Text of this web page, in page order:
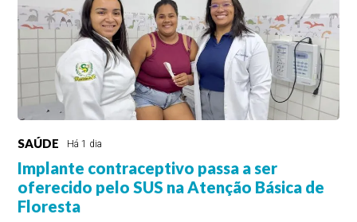
SAÚDE Há 1 dia
Implante contraceptivo passa a ser
oferecido pelo SUS na Atenção Básica de
Floresta